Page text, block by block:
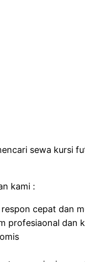
sewa kursi
kami :
cepat dan
profesiaonal dan